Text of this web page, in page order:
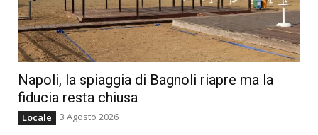
Napoli, la spiaggia di Bagnoli riapre ma la
fiducia resta chiusa
Locale 3 Agosto 2026